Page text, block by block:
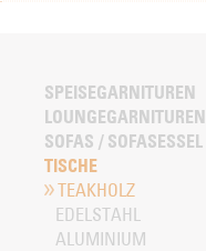
SPEISEGARNITUREN
LOUNGEGARNITUREN
SOFAS / SOFASESSEL
TISCHE
TEAKHOLZ
EDELSTAHL
ALUMINIUM